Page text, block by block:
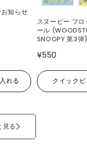
知らせ
れる
スヌーピー フ
ール
SNOOPY 第3弾)
¥550
クイック
見る